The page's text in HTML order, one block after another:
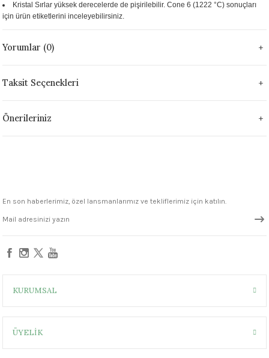
- 1046 °C
Kristal Sırlar yüksek derecelerde de pişirilebilir. Cone 6 (1222 °C) sonuçları
için ürün etiketlerini inceleyebilirsiniz.
Yorumlar (0)
Taksit Seçenekleri
Önerileriniz
En son haberlerimiz, özel lansmanlarımız ve tekliflerimiz için katılın.
KURUMSAL
ÜYELİK